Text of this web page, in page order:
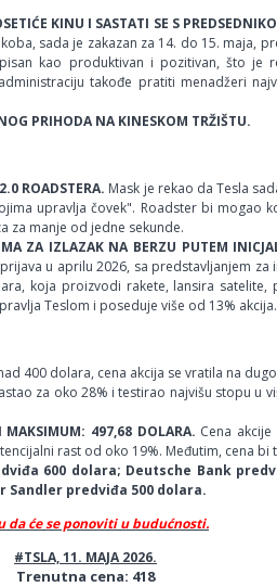
KINU I SASTATI SE S
sada je zakazan za 14. do 15. maja,
kao produktivan i pozitivan, što je
takođe pratiti menadžeri
PRIHODA NA KINESKOM TRŽIŠTU.
ROADSTERA. Mask je rekao da Tesla
upravlja čovek". Roadster bi mogao
za manje od jedne sekunde.
ZA IZLAZAK NA BERZU PUTEM
u aprilu 2026, sa predstavljanjem
koja proizvodi rakete, lansira
Teslom i poseduje više od 13% akcija.
400 dolara, cena akcija se vratila na
za oko 28% i testirao najvišu stopu u
MAKSIMUM: 497,68 DOLARA. Cena
rast od oko 19%. Međutim, cena bi
600 dolara; Deutsche Bank
Sandler predviđa 500 dolara.
će se ponoviti u budućnosti.
#TSLA, 11. MAJA 2026.
Trenutna cena: 418